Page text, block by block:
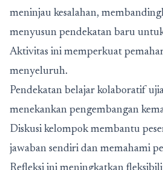
meninjau kesalahan,
menyusun pendekatan baru
Aktivitas ini memperkuat
menyeluruh.
Pendekatan belajar kolaboratif
menekankan pengembangan
Diskusi kelompok membantu
jawaban sendiri dan memahami